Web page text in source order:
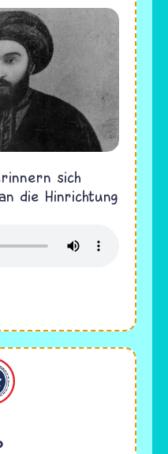
sich
die Hinrichtung